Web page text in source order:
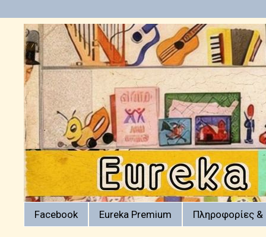
Facebook Eureka Premium Πληροφορίες &